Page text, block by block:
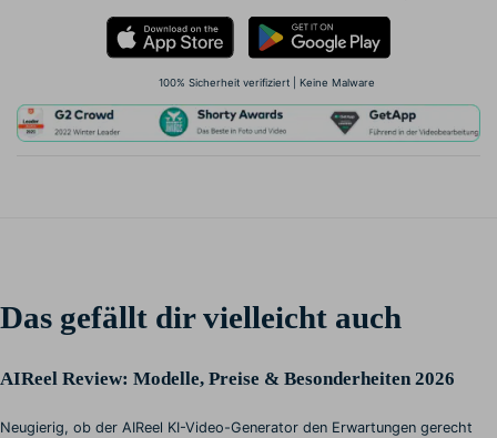
100% Sicherheit verifiziert | Keine Malware
Das gefällt dir vielleicht auch
AIReel Review: Modelle, Preise & Besonderheiten 2026
Neugierig, ob der AIReel KI-Video-Generator den Erwartungen gerecht